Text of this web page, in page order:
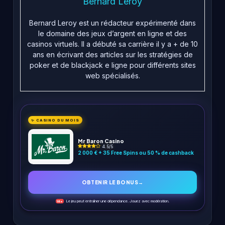
Bernard Leroy est un rédacteur expérimenté dans
le domaine des jeux d’argent en ligne et des
casinos virtuels. Il a débuté sa carrière il y a + de 10
ans en écrivant des articles sur les stratégies de
poker et de blackjack e ligne pour différents sites
web spécialisés.
✨ CASINO DU MOIS
Mr Baron Casino
4.5/5
2 000 € + 35 Free Spins ou 50 % de cashback
OBTENIR LE BONUS→
18+ Le jeu peut entraîner une dépendance. Jouez avec modération.